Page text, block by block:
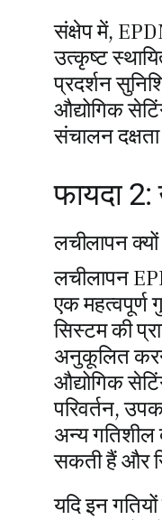
संक्षेप में,
उत्कृष्ट
प्रदर्शन
औद्योगिक
संचालन दक्षता
फायदा
लचीलापन क्यों
लचीलापन
एक महत्वपूर्ण
सिस्टम की
अनुकूलित
औद्योगिक
परिवर्तन,
अन्य गतिशील
सकती हैं और
यदि इन